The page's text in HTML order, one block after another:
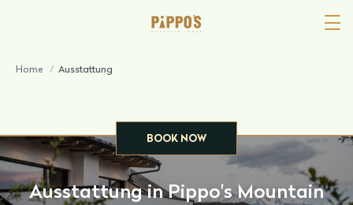
Home / Ausstattung
BOOK NOW
Ausstattung in Pippo's Mountain